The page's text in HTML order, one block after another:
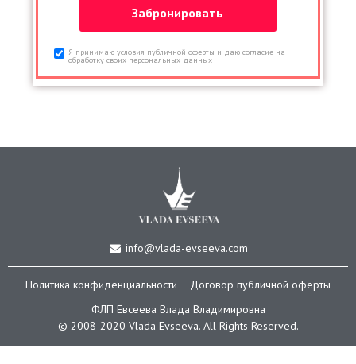
Я принимаю условия публичной оферты и даю согласие на
обработку своих персональных данных
info@vlada-evseeva.com
Политика конфиденциальности
Договор публичной оферты
ФЛП Евсеева Влада Владимировна
© 2008-2020 Vlada Еvseeva. All Rights Reserved.